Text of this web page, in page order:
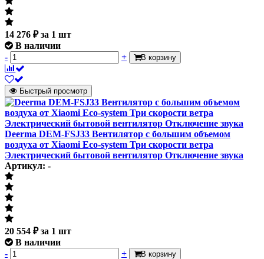
14 276 ₽за 1 шт
В наличии
-
+ В корзину
Быстрый просмотр
Deerma DEM-FSJ33 Вентилятор с большим объемом
воздуха от Xiaomi Eco-system Три скорости ветра
Электрический бытовой вентилятор Отключение звука
Артикул: -
20 554 ₽за 1 шт
В наличии
-
+ В корзину